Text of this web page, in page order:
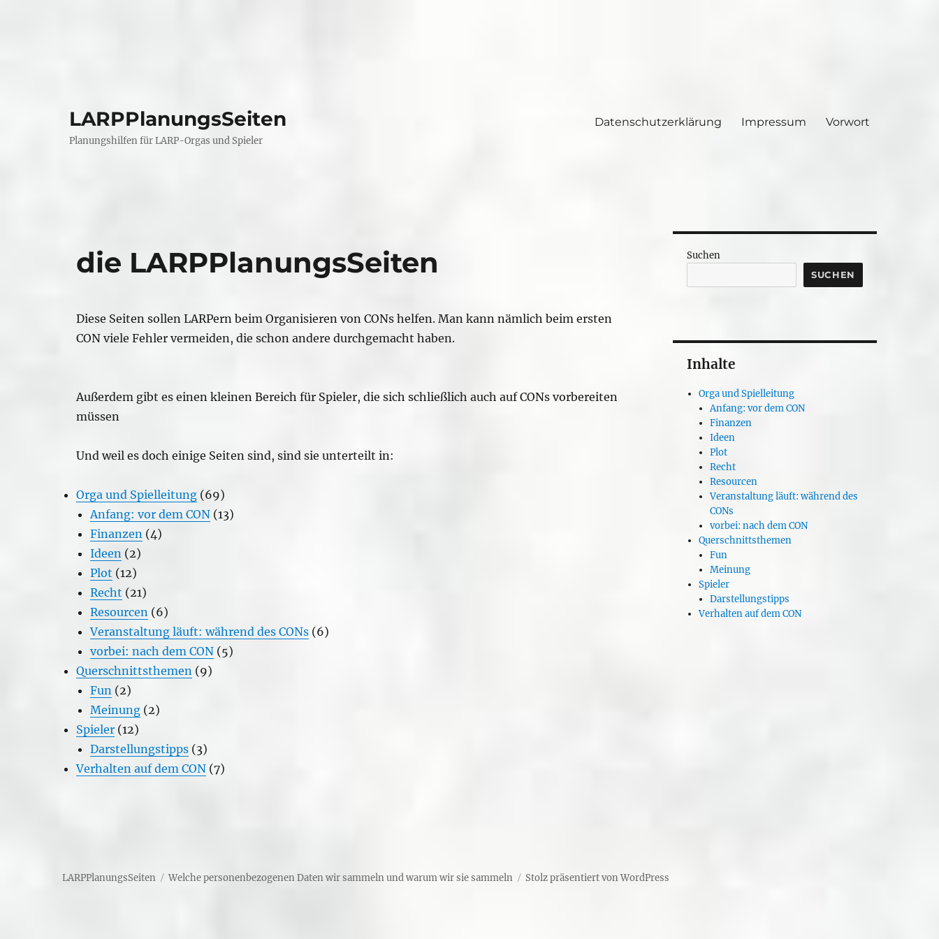
LARPPlanungsSeiten
Planungshilfen für LARP-Orgas und Spieler
Datenschutzerklärung Impressum Vorwort
die LARPPlanungsSeiten
Diese Seiten sollen LARPern beim Organisieren von CONs helfen. Man kann nämlich beim ersten
CON viele Fehler vermeiden, die schon andere durchgemacht haben.
Außerdem gibt es einen kleinen Bereich für Spieler, die sich schließlich auch auf CONs vorbereiten
müssen
Und weil es doch einige Seiten sind, sind sie unterteilt in:
Orga und Spielleitung (69)
Anfang: vor dem CON (13)
Finanzen (4)
Ideen (2)
Plot (12)
Recht (21)
Resourcen (6)
Veranstaltung läuft: während des CONs (6)
vorbei: nach dem CON (5)
Querschnittsthemen (9)
Fun (2)
Meinung (2)
Spieler (12)
Darstellungstipps (3)
Verhalten auf dem CON (7)
Suchen
SUCHEN
Inhalte
Orga und Spielleitung
Anfang: vor dem CON
Finanzen
Ideen
Plot
Recht
Resourcen
Veranstaltung läuft: während des
CONs
vorbei: nach dem CON
Querschnittsthemen
Fun
Meinung
Spieler
Darstellungstipps
Verhalten auf dem CON
LARPPlanungsSeiten Welche personenbezogenen Daten wir sammeln und warum wir sie sammeln Stolz präsentiert von WordPress